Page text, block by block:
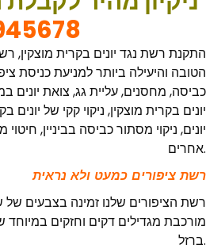
התקנת רשת נגד יונים בקרית מוצקין,
הטובה והיעילה ביותר למניעת כניסת
כביסה, מחסנים, עליית גג, צואת יונים
יונים בקרית מוצקין, ניקוי קקי של יונים
יונים, ניקוי מסתור כביסה בביניין,
אחרים.
רשת ציפורים כמעט ולא נראית
רשת הציפורים שלנו זמינה בצבעים
מורכבת מגדילים דקים וחזקים במיוחד
ברזל.